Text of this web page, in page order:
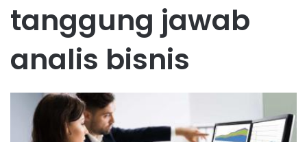
tanggung jawab
analis bisnis